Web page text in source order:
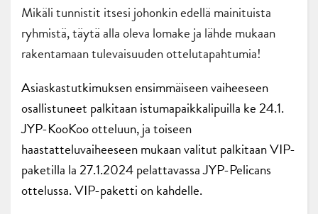
Mikäli tunnistit itsesi johonkin edellä mainituista
ryhmistä, täytä alla oleva lomake ja lähde mukaan
rakentamaan tulevaisuuden ottelutapahtumia!
Asiaskastutkimuksen ensimmäiseen vaiheeseen
osallistuneet palkitaan istumapaikkalipuilla ke 24.1.
JYP-KooKoo otteluun, ja toiseen
haastatteluvaiheeseen mukaan valitut palkitaan VIP-
paketilla la 27.1.2024 pelattavassa JYP-Pelicans
ottelussa. VIP-paketti on kahdelle.